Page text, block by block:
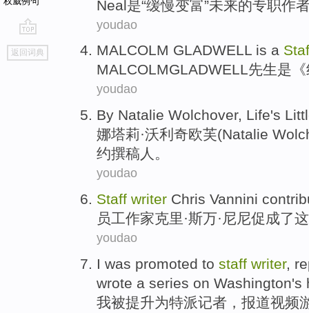
go
top
返回词典
Neal是“缓慢变富”未来的专职作
youdao
MALCOLM GLADWELL is a
MALCOLMGLADWELL先生是 《
youdao
By Natalie Wolchover, Life's
娜塔莉·沃利奇欧芙(Natalie
约撰稿人 。
youdao
Staff writer Chris Vannini
员工作家克里·斯万·尼尼促成了这
youdao
I was promoted to staff writer,
wrote a series on Washington's
我被提升为特派记者 ， 报道视频